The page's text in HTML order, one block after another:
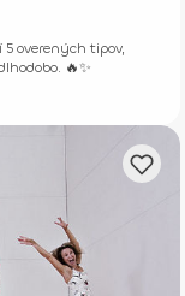
overených tipov,
🔥✨